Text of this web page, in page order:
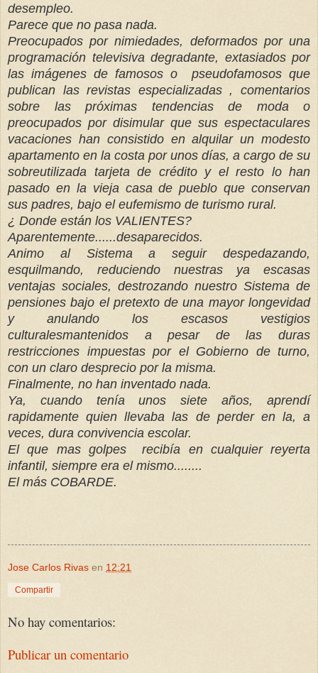
desempleo.
Parece que no pasa nada.
Preocupados por nimiedades, deformados por una
programación televisiva degradante, extasiados por
las imágenes de famosos o pseudofamosos que
publican las revistas especializadas , comentarios
sobre las próximas tendencias de moda o
preocupados por disimular que sus espectaculares
vacaciones han consistido en alquilar un modesto
apartamento en la costa por unos días, a cargo de su
sobreutilizada tarjeta de crédito y el resto lo han
pasado en la vieja casa de pueblo que conservan
sus padres, bajo el eufemismo de turismo rural.
¿ Donde están los VALIENTES?
Aparentemente......desaparecidos.
Animo al Sistema a seguir despedazando,
esquilmando, reduciendo nuestras ya escasas
ventajas sociales, destrozando nuestro Sistema de
pensiones bajo el pretexto de una mayor longevidad
y anulando los escasos vestigios
culturalesmantenidos a pesar de las duras
restricciones impuestas por el Gobierno de turno,
con un claro desprecio por la misma.
Finalmente, no han inventado nada.
Ya, cuando tenía unos siete años, aprendí
rapidamente quien llevaba las de perder en la, a
veces, dura convivencia escolar.
El que mas golpes recibía en cualquier reyerta
infantil, siempre era el mismo........
El más COBARDE.
Jose Carlos Rivas en 12:21
Compartir
No hay comentarios:
Publicar un comentario